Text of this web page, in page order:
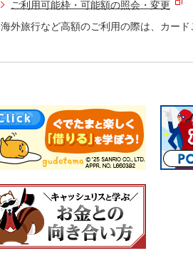
ご利用可能枠・可能額の照会・変更
海外旅行など高額のご利用の際は、カー